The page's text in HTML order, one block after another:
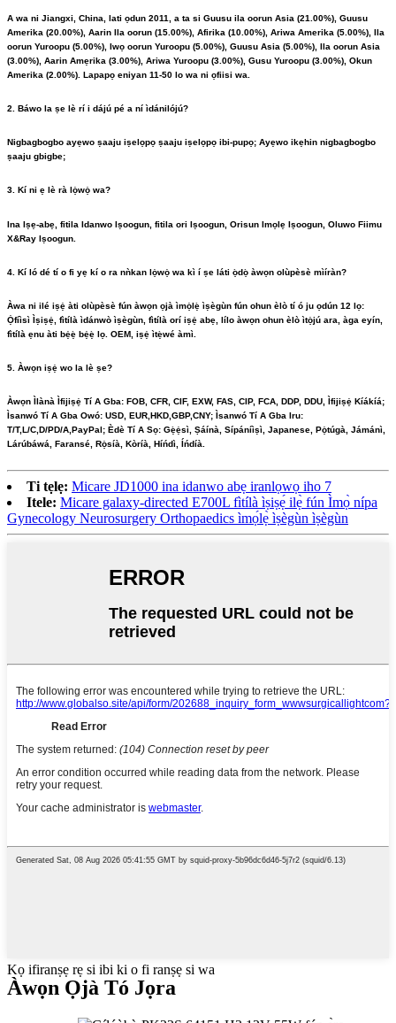
A wa ni Jiangxi, China, lati ọdun 2011, a ta si Guusu ila oorun Asia (21.00%), Guusu
Amerika (20.00%), Aarin Ila oorun (15.00%), Afirika (10.00%), Ariwa Amerika (5.00%), Ila
oorun Yuroopu (5.00%), Iwọ oorun Yuroopu (5.00%), Guusu Asia (5.00%), Ila oorun Asia
(3.00%), Aarin Amẹrika (3.00%), Ariwa Yuroopu (3.00%), Gusu Yuroopu (3.00%), Okun
Amerika (2.00%). Lapapọ eniyan 11-50 lo wa ni ọfiisi wa.
2. Báwo la ṣe lè rí i dájú pé a ní ìdánilójú?
Nigbagbogbo ayẹwo ṣaaju iṣelọpọ ṣaaju iṣelọpọ ibi-pupọ; Ayẹwo ikẹhin nigbagbogbo
ṣaaju gbigbe;
3. Kí ni ẹ lè rà lọ́wọ́ wa?
Ina Iṣẹ-abẹ, fitila Idanwo Iṣoogun, fitila ori Iṣoogun, Orisun Imọlẹ Iṣoogun, Oluwo Fiimu
X&Ray Iṣoogun.
4. Kí ló dé tí o fi yẹ kí o ra nǹkan lọ́wọ́ wa kì í ṣe láti ọ̀dọ̀ àwọn olùpèsè mìíràn?
Àwa ni ilé iṣẹ́ àti olùpèsè fún àwọn ọjà ìmọ́lẹ̀ ìṣègùn fún ohun èlò tí ó ju ọdún 12 lọ:
Ọ́fíìsì Ìṣiṣẹ́, fìtílà ìdánwò ìṣègùn, fìtílà orí iṣẹ́ abẹ, lílo àwọn ohun èlò ìtọ́jú ara, àga eyín,
fìtílà ẹnu àti bẹ́ẹ̀ bẹ́ẹ̀ lọ. OEM, iṣẹ́ ìtẹ̀wé àmì.
5. Àwọn iṣẹ́ wo la lè ṣe?
Àwọn Ìlànà Ìfijiṣẹ́ Tí A Gba: FOB, CFR, CIF, EXW, FAS, CIP, FCA, DDP, DDU, Ìfijiṣẹ́ Kíákíá;
Ìsanwó Tí A Gba Owó: USD, EUR,HKD,GBP,CNY; Ìsanwó Tí A Gba Iru:
T/T,L/C,D/PD/A,PayPal; Èdè Tí A Sọ: Gẹ̀ẹ́sì, Ṣáínà, Sípáníìṣì, Japanese, Pọ́túgà, Jámánì,
Lárúbáwá, Faransé, Rọ́síà, Kòríà, Híńdì, Íńdíà.
Ti tẹlẹ: Micare JD1000 ina idanwo abẹ iranlọwọ iho 7
Itele: Micare galaxy-directed E700L fìtílà ìṣiṣẹ́ ilẹ̀ fún Ìmọ̀ nípa
Gynecology Neurosurgery Orthopaedics ìmọ́lẹ̀ ìṣègùn ìṣègùn
Kọ ifiranṣẹ rẹ si ibi ki o fi ranṣẹ si wa
Àwọn Ọjà Tó Jọra